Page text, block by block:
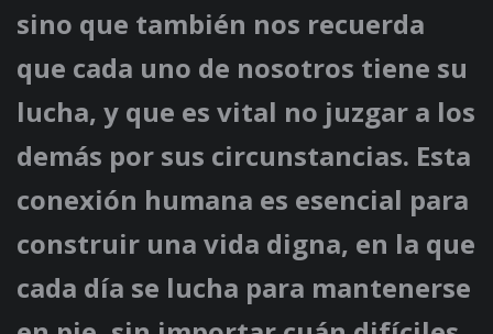
sino que también nos recuerda
que cada uno de nosotros tiene su
lucha, y que es vital no juzgar a los
demás por sus circunstancias. Esta
conexión humana es esencial para
construir una vida digna, en la que
cada día se lucha para mantenerse